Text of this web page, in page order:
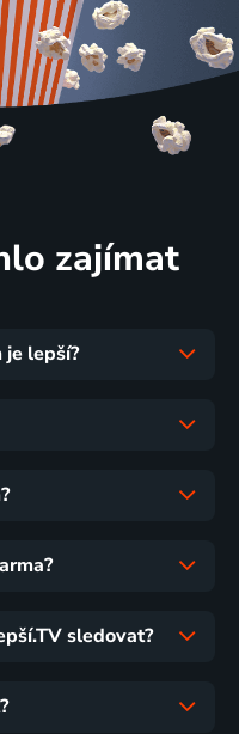
zajímat
je lepší?
sledovat?